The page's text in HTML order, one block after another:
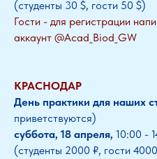
(студенты 30 $, гости 50 $)
Гости - для регистрации
аккаунт @Acad_Biod_GW
КРАСНОДАР
День практики для наших
приветствуются)
суббота, 18 апреля, 10:00 -
(студенты 2000 ₽, гости